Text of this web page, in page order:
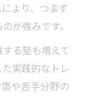
より、つまず
が強みです。
る塾も増えて
実践的なトレ
や苦手分野の